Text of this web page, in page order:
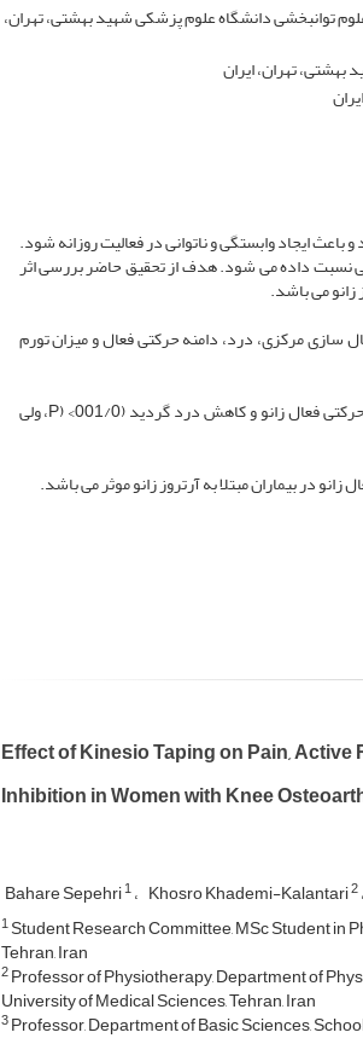
توانبخشی دانشگاه علوم پزشکی شهید بهشتی، تهران،
تهران، ایران
باعث ایجاد وابستگی و ناتوانی در فعالیت روزانه شود.
نسبت داده می شود. هدف از تحقیق حاضر بررسی اثر
زانو می باشد.
نسبت فعال سازی مرکزی، درد، دامنه حرکتی فعال و میزان تورم
اعمال کینزیوتیپ به طور معناداری باعث افزایش قدرت، میزان فعال سازی عضله چهارسررانی، دامنه حرکتی فعال زانو و کاهش درد گردید (001/0> (P، ولی
در بیماران مبتلا به آرتروز زانو موثر می باشد.
Effect of Kinesio Taping on Pain,
Inhibition in Women with Knee
Bahare Sepehri1 Khosro Khademi-Kalantari2
1Student Research Committee, MSc Student in
Tehran, Iran
2Professor of Physiotherapy, Department of
University of Medical Sciences, Tehran, Iran
3Professor, Department of Basic Sciences,